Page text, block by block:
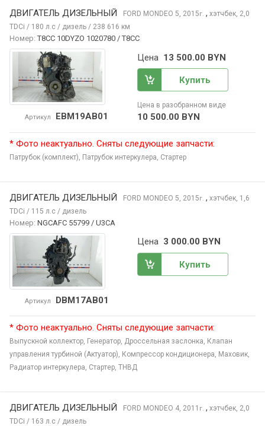
ДВИГАТЕЛЬ ДИЗЕЛЬНЫЙ FORD MONDEO 5, 2015г. , хэтчбек, 2,0
TDCi / 180 л.с / дизель / 238 616 км
Номер: T8CC 10DYZO 1020780 / T8CC
Артикул EBM19AB01
Цена 13 500.00 BYN
Купить
Цена в разобранном виде
10 500.00 BYN
* Фото неактуально. Сняты следующие запчасти:
Патрубок (комплект), Патрубок интеркулера, Стартер
ДВИГАТЕЛЬ ДИЗЕЛЬНЫЙ FORD MONDEO 5, 2015г. , хэтчбек, 1,6
TDCi / 115 л.с / дизель
Номер: NGCAFC 55799 / U3CA
Артикул DBM17AB01
Цена 3 000.00 BYN
Купить
* Фото неактуально. Сняты следующие запчасти:
Выпускной коллектор, Генератор, Дроссельная заслонка, Клапан
управления турбиной (Актуатор), Компрессор кондиционера, Маховик,
Радиатор интеркулера, Стартер, ТНВД
ДВИГАТЕЛЬ ДИЗЕЛЬНЫЙ FORD MONDEO 4, 2011 г. , хэтчбек, 2,0
TDCi / 163 л.с / дизель